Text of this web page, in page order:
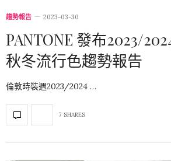
趨勢報告 2023-03-30
PANTONE 發布2023/
秋冬流行色趨勢報告
倫敦時裝週2023/2024 …
7 SHARES